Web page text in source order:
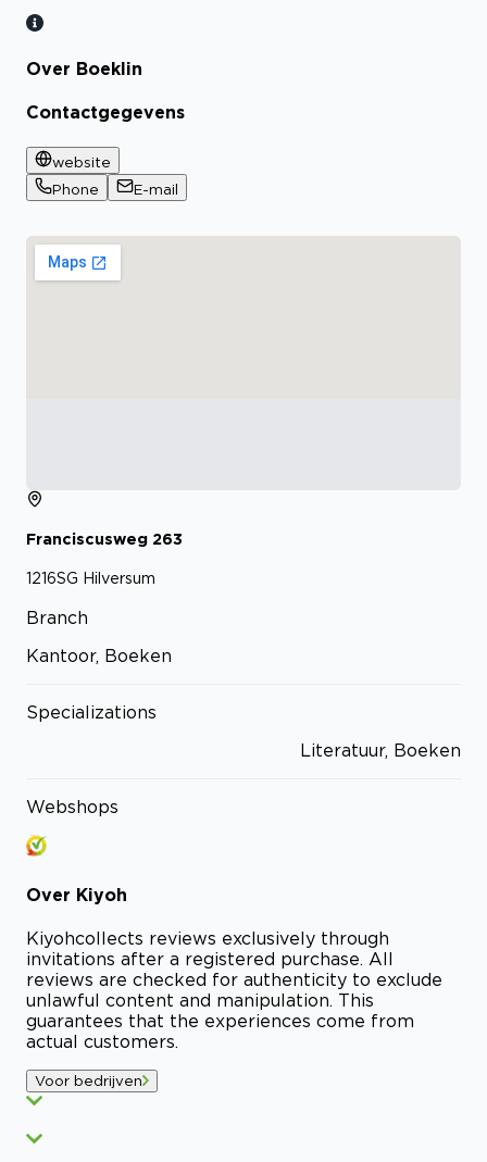
Over Boeklin
Contactgegevens
website
Phone
E-mail
Franciscusweg 263
1216SG Hilversum
Branch
Kantoor, Boeken
Specializations
Literatuur, Boeken
Webshops
Over Kiyoh
Kiyohcollects reviews exclusively through
invitations after a registered purchase. All
reviews are checked for authenticity to exclude
unlawful content and manipulation. This
guarantees that the experiences come from
actual customers.
Voor bedrijven